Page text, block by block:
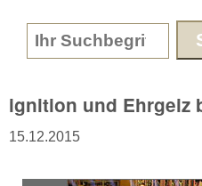
Search form
ignition und Ehrgeiz
15.12.2015